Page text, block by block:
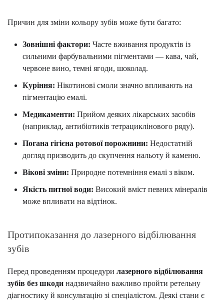
Причин для зміни кольору зубів може бути багато:
Зовнішні фактори: Часте вживання продуктів із
сильними фарбувальними пігментами — кава, чай,
червоне вино, темні ягоди, шоколад.
Куріння: Нікотинові смоли значно впливають на
пігментацію емалі.
Медикаменти: Прийом деяких лікарських засобів
(наприклад, антибіотиків тетрациклінового ряду).
Погана гігієна ротової порожнини: Недостатній
догляд призводить до скупчення нальоту й каменю.
Вікові зміни: Природне потемніння емалі з віком.
Якість питної води: Високий вміст певних мінералів
може впливати на відтінок.
Протипоказання до лазерного відбілювання
зубів
Перед проведенням процедури лазерного відбілювання
зубів без шкоди надзвичайно важливо пройти ретельну
діагностику й консультацію зі спеціалістом. Деякі стани є